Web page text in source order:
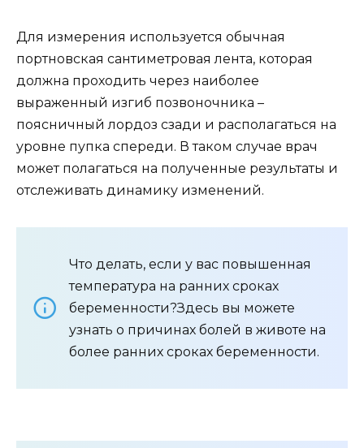
Для измерения используется обычная
портновская сантиметровая лента, которая
должна проходить через наиболее
выраженный изгиб позвоночника –
поясничный лордоз сзади и располагаться на
уровне пупка спереди. В таком случае врач
может полагаться на полученные результаты и
отслеживать динамику изменений.
Что делать, если у вас повышенная
температура на ранних сроках
беременности?Здесь вы можете
узнать о причинах болей в животе на
более ранних сроках беременности.